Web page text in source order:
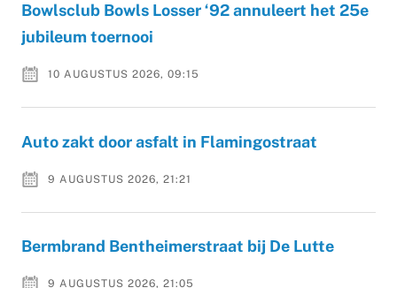
Bowlsclub Bowls Losser ‘92 annuleert het 25e
jubileum toernooi
10 AUGUSTUS 2026, 09:15
Auto zakt door asfalt in Flamingostraat
9 AUGUSTUS 2026, 21:21
Bermbrand Bentheimerstraat bij De Lutte
9 AUGUSTUS 2026, 21:05